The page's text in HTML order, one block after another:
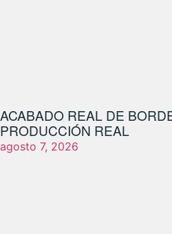
ACABADO REAL DE
PRODUCCIÓN REAL
agosto 7, 2026